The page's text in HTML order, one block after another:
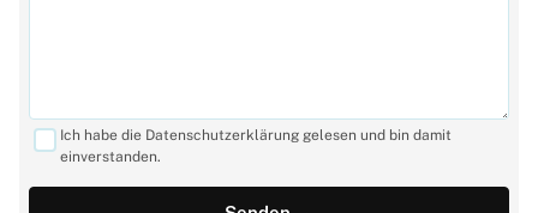
Ich habe die Datenschutzerklärung gelesen und bin damit
einverstanden.